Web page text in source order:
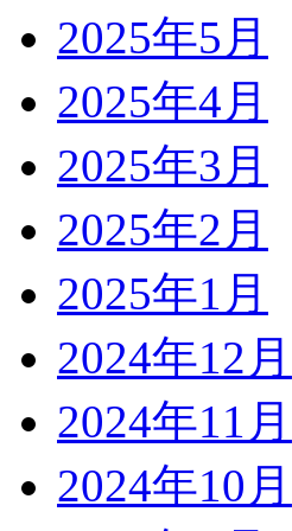
2025年5月
2025年4月
2025年3月
2025年2月
2025年1月
2024年12月
2024年11月
2024年10月